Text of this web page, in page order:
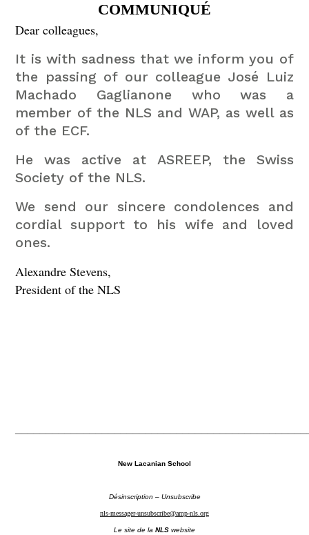
COMMUNIQUÉ
Dear colleagues,
It is with sadness that we inform you of
the passing of our colleague José Luiz
Machado Gaglianone who was a
member of the NLS and WAP, as well as
of the ECF.
He was active at ASREEP, the Swiss
Society of the NLS.
We send our sincere condolences and
cordial support to his wife and loved
ones.
Alexandre Stevens,
President of the NLS
New Lacanian School
Désinscription – Unsubscribe
nls-messager-unsubscribe@amp-nls.org
Le site de la NLS website